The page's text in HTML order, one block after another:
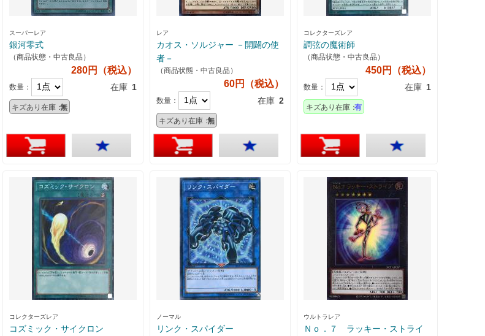
スーパーレア
銀河零式
（商品状態・中古良品）
280円（税込）
数量： 在庫 1
キズあり在庫：無
レア
カオス・ソルジャー －開闢の使
者－
（商品状態・中古良品）
60円（税込）
数量： 在庫 2
キズあり在庫：無
コレクターズレア
調弦の魔術師
（商品状態・中古良品）
450円（税込）
数量： 在庫 1
キズあり在庫：有
コレクターズレア
コズミック・サイクロン
ノーマル
リンク・スパイダー
ウルトラレア
Ｎｏ．７ ラッキー・ストライ